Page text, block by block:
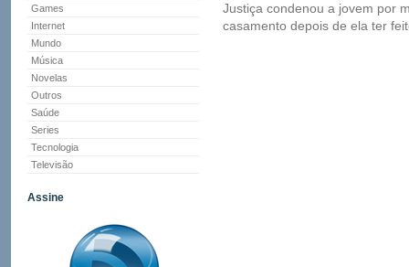
Games
Internet
Mundo
Música
Novelas
Outros
Saúde
Series
Tecnologia
Televisão
Assine
Justiça condenou a jovem por
casamento depois de ela ter